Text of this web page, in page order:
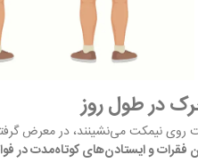
الی ۴۵ دقیقه بدون حرکت روی نیمکت
و ایستادن‌های کوتاه‌مدت در